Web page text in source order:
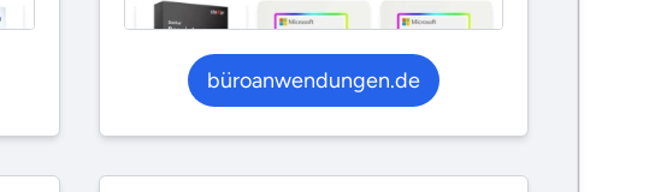
büroanwendungen.de